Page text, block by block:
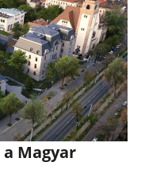
Magyar